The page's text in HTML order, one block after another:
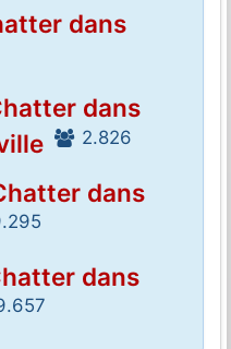
dans
dans
2.826
dans
dans